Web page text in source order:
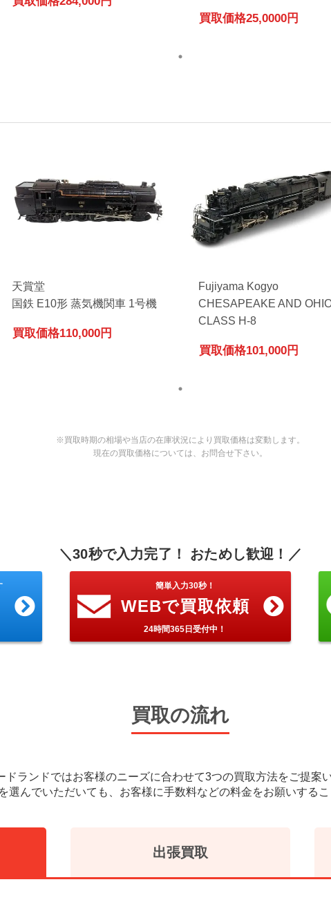
買取価格25,0000円
天賞堂
国鉄 E10形 蒸気機関車 1号機
買取価格110,000円
Fujiyama Kogyo
CHESAPEAKE AND
CLASS H-8
買取価格101,000円
※買取時期の相場や当店の在庫状況により買取価格は変動します。
現在の買取価格については、お問合せ下さい。
＼30秒で入力完了！ おためし歓迎！／
簡単入力30秒！
WEBで買取依頼
24時間365日受付中！
買取の流れ
ドランドではお客様のニーズに合わせて3つの買取方法をご提案
選んでいただいても、お客様に手数料などの料金をお願いするこ
出張買取